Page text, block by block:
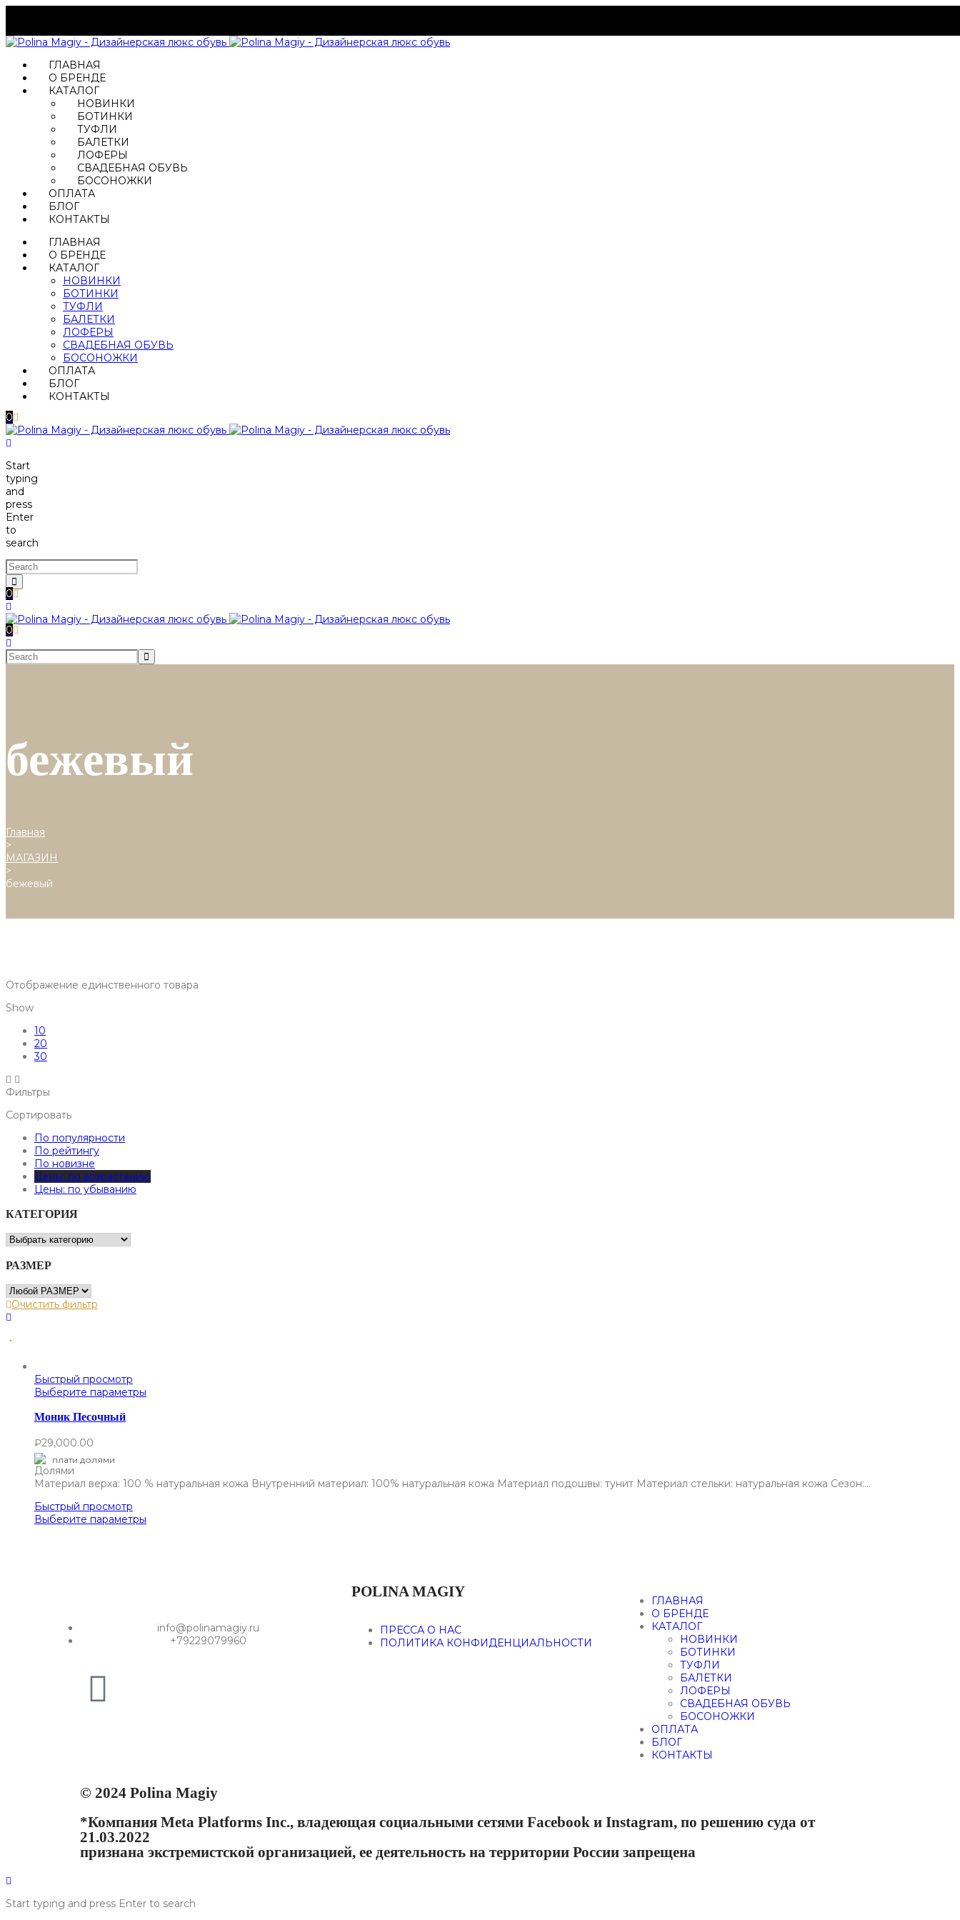
ГЛАВНАЯ
О БРЕНДЕ
КАТАЛОГ
НОВИНКИ
БОТИНКИ
ТУФЛИ
БАЛЕТКИ
ЛОФЕРЫ
СВАДЕБНАЯ ОБУВЬ
БОСОНОЖКИ
ОПЛАТА
БЛОГ
КОНТАКТЫ
ГЛАВНАЯ
О БРЕНДЕ
КАТАЛОГ
НОВИНКИ
БОТИНКИ
ТУФЛИ
БАЛЕТКИ
ЛОФЕРЫ
СВАДЕБНАЯ ОБУВЬ
БОСОНОЖКИ
ОПЛАТА
БЛОГ
КОНТАКТЫ
0
Start
typing
and
press
Enter
to
search
0
0
бежевый
Главная
>
МАГАЗИН
>
бежевый
Отображение единственного товара
Show
10
20
30
Фильтры
Сортировать
По популярности
По рейтингу
По новизне
Цены: по возрастанию
Цены: по убыванию
КАТЕГОРИЯ
РАЗМЕР
Очистить фильтр
Быстрый просмотр
Выберите параметры
Моник Песочный
₽29,000.00
плати долями
Материал верха: 100 % натуральная кожа Внутренний материал: 100% натуральная кожа Материал подошвы: тунит Материал стельки: натуральная кожа Сезон:…
Быстрый просмотр
Выберите параметры
info@polinamagiy.ru
+79229079960
POLINA MAGIY
ПРЕССА О НАС
ПОЛИТИКА КОНФИДЕНЦИАЛЬНОСТИ
ГЛАВНАЯ
О БРЕНДЕ
КАТАЛОГ
НОВИНКИ
БОТИНКИ
ТУФЛИ
БАЛЕТКИ
ЛОФЕРЫ
СВАДЕБНАЯ ОБУВЬ
БОСОНОЖКИ
ОПЛАТА
БЛОГ
КОНТАКТЫ
© 2024 Polina Magiy
*Компания Meta Platforms Inc., владеющая социальными сетями Facebook и Instagram, по решению суда от
21.03.2022
признана экстремистской организацией, ее деятельность на территории России запрещена
Start typing and press Enter to search